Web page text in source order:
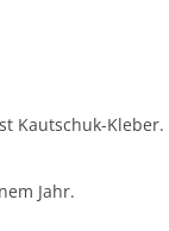
Kautschuk-
Jahr.